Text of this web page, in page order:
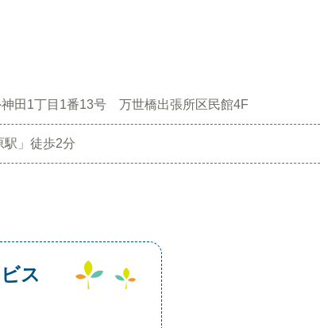
田1丁目1番13号 万世橋出張所区民館4F
駅」徒歩2分
ス